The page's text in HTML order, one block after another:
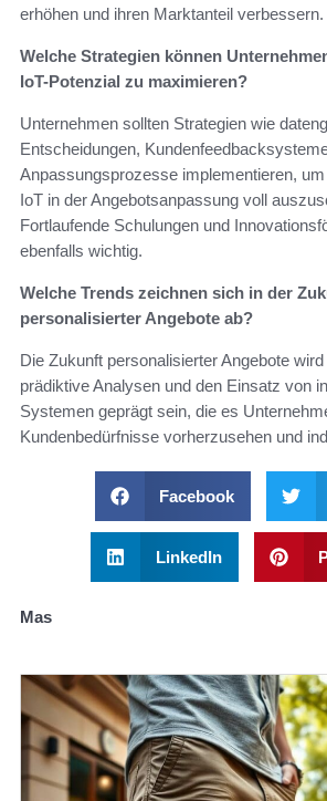
erhöhen und ihren Marktanteil verbessern.
Welche Strategien können
IoT-Potenzial zu maximieren?
Unternehmen sollten Strategien wie
Entscheidungen,
Anpassungsprozesse implementieren,
IoT in der Angebotsanpassung voll
Fortlaufende Schulungen und
ebenfalls wichtig.
Welche Trends zeichnen sich in der
personalisierter Angebote ab?
Die Zukunft personalisierter Angebote
prädiktive Analysen und den Einsatz von
Systemen geprägt sein, die es
Kundenbedürfnisse vorherzusehen und
Facebook
LinkedIn
Mas